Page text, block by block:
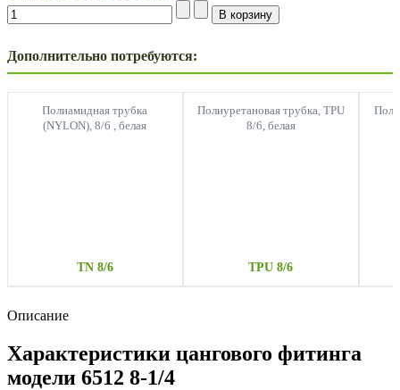
Дополнительно потребуются:
Полиамидная трубка
(NYLON), 8/6 , белая
TN 8/6
Полиуретановая трубка, TPU
8/6, белая
TPU 8/6
Описание
Характеристики цангового фитинга
модели 6512 8-1/4